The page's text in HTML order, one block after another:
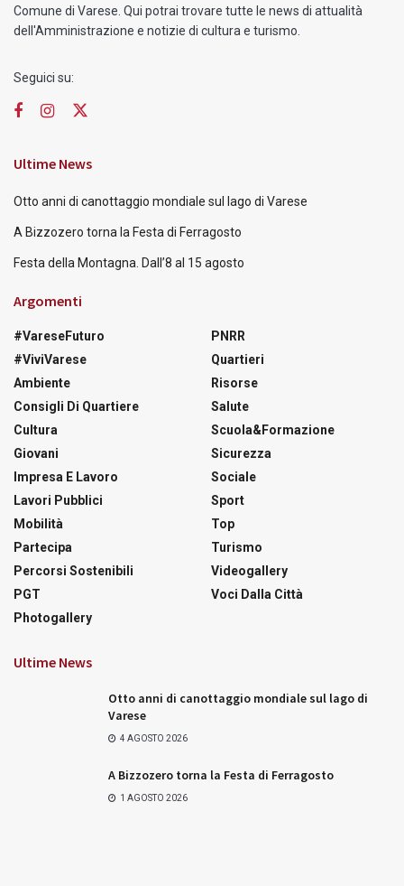
Comune di Varese. Qui potrai trovare tutte le news di attualità
dell'Amministrazione e notizie di cultura e turismo.
Seguici su:
Ultime News
Otto anni di canottaggio mondiale sul lago di Varese
A Bizzozero torna la Festa di Ferragosto
Festa della Montagna. Dall’8 al 15 agosto
Argomenti
#VareseFuturo
#ViviVarese
Ambiente
Consigli Di Quartiere
Cultura
Giovani
Impresa E Lavoro
Lavori Pubblici
Mobilità
Partecipa
Percorsi Sostenibili
PGT
Photogallery
PNRR
Quartieri
Risorse
Salute
Scuola&Formazione
Sicurezza
Sociale
Sport
Top
Turismo
Videogallery
Voci Dalla Città
Ultime News
Otto anni di canottaggio mondiale sul lago di
Varese
4 AGOSTO 2026
A Bizzozero torna la Festa di Ferragosto
1 AGOSTO 2026